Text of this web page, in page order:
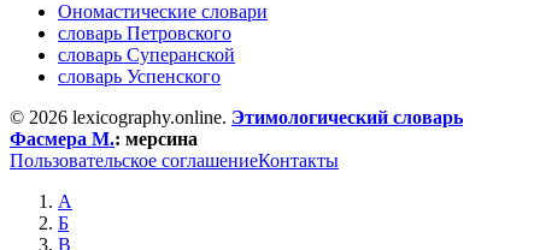
Ономастические словари
словарь Петровского
словарь Суперанской
словарь Успенского
© 2026 lexicography.online. Этимологический словарь
Фасмера М.: мерсина
Пользовательское соглашениеКонтакты
А
Б
В